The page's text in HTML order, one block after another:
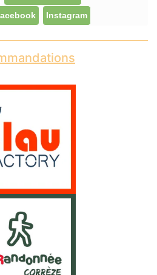
Instagram